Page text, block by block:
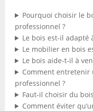
Pourquoi choisir le
professionnel ?
Le bois est-il adapté
Le mobilier en bois
Le bois aide-t-il à
Comment
professionnel ?
Faut-il choisir du
Comment éviter